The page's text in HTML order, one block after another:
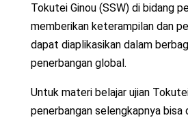
Tokutei Ginou (SSW) di bidang
memberikan keterampilan dan
dapat diaplikasikan dalam
penerbangan global.
Untuk materi belajar ujian
penerbangan selengkapnya bisa